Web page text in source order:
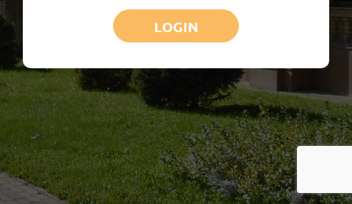
LOGIN